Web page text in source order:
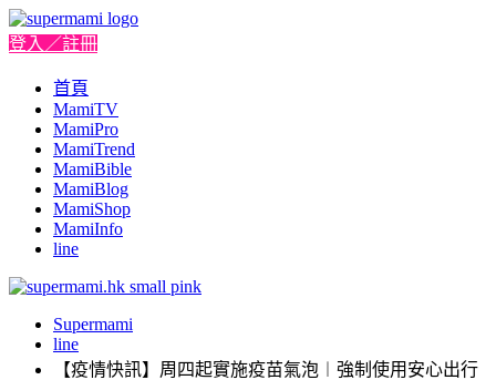
登入／註冊
首頁
MamiTV
MamiPro
MamiTrend
MamiBible
MamiBlog
MamiShop
MamiInfo
line
Supermami
line
【疫情快訊】周四起實施疫苗氣泡︱強制使用安心出行